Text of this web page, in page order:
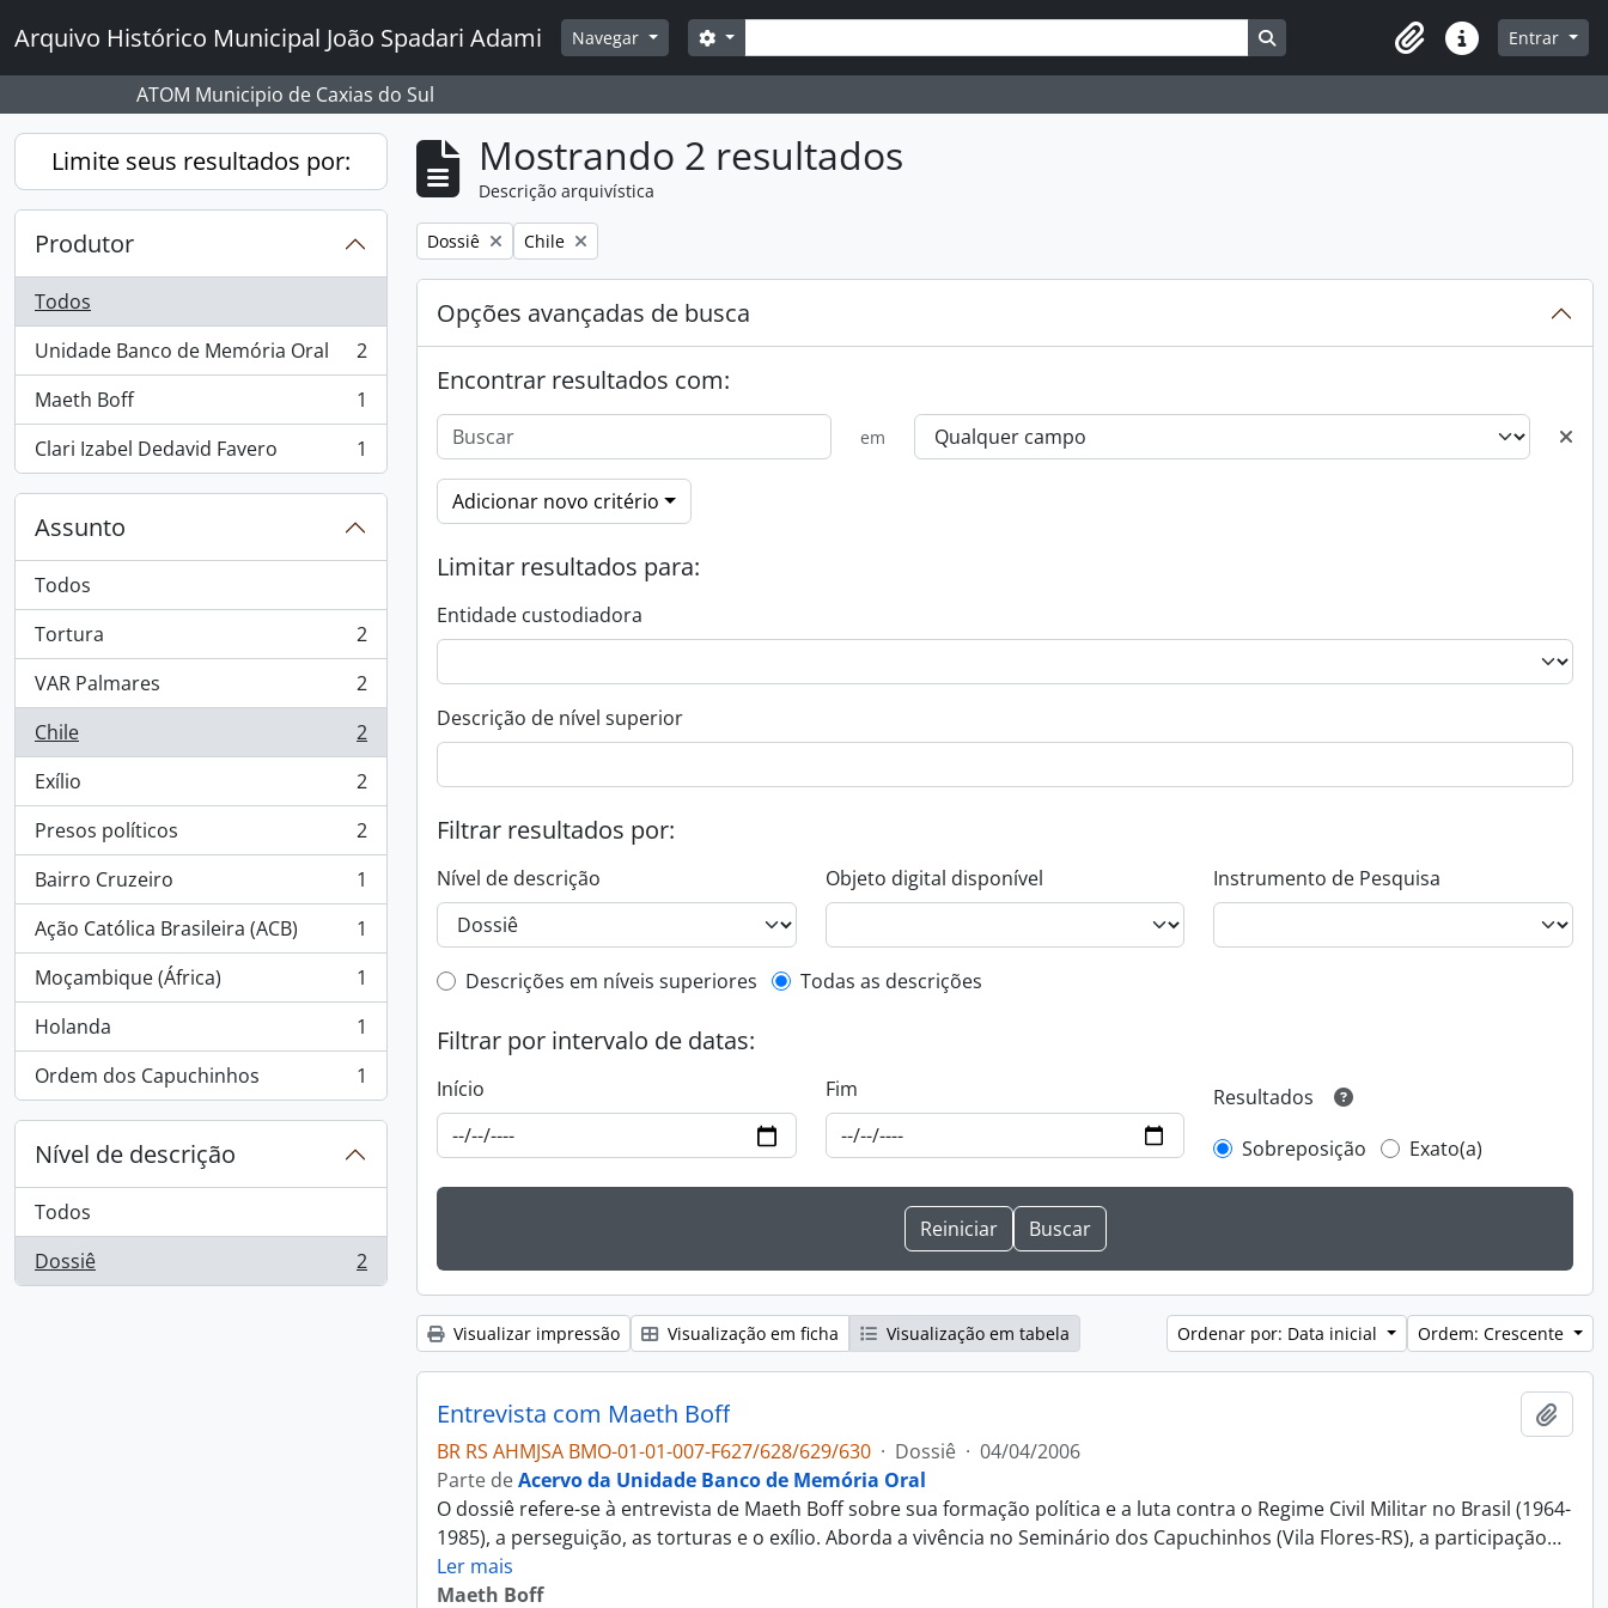
Arquivo Histórico Municipal João Spadari Adami Navegar Buscar
Opções de busca Busque na página de navegação
Atalhos Entrar
ATOM Municipio de Caxias do Sul
Limite seus resultados por:
Produtor
Todos
Unidade Banco de Memória Oral
, 2 resultados
2
Maeth Boff
, 1 resultados
1
Clari Izabel Dedavid Favero
, 1 resultados 1
Assunto
Todos
Tortura
, 2 resultados
2
VAR Palmares
, 2 resultados
2
Chile
, 2 resultados
2
Exílio
, 2 resultados
2
Presos políticos
, 2 resultados
2
Bairro Cruzeiro
, 1 resultados
1
Ação Católica Brasileira (ACB)
, 1 resultados
1
Moçambique (África)
, 1 resultados
1
Holanda
, 1 resultados
1
Ordem dos Capuchinhos
, 1 resultados 1
Nível de descrição
Todos
Dossiê
, 2 resultados 2
Mostrando 2 resultados
Descrição arquivística
Remover filtro:
Dossiê Remover filtro:
Chile
Opções avançadas de busca
Encontrar resultados com:
em
Adicionar novo critério
Limitar resultados para:
Entidade custodiadora
Descrição de nível superior
Filtrar resultados por:
Nível de descrição Objeto digital disponível Instrumento de Pesquisa
Filtro de descrição de nível superior
Descrições em níveis superiores Todas as descrições
Filtrar por intervalo de datas:
Início Fim
Resultados
Sobreposição
Exato(a)
Visualizar impressão Visualização em ficha Visualização em tabela Ordenar por: Data inicial Ordem: Crescente
Entrevista com Maeth Boff
BR RS AHMJSA BMO-01-01-007-F627/628/629/630 · Dossiê · 04/04/2006
Parte deAcervo da Unidade Banco de Memória Oral
O dossiê refere-se à entrevista de Maeth Boff sobre sua formação política e a luta contra o Regime Civil Militar no Brasil (1964-
1985), a perseguição, as torturas e o exílio. Aborda a vivência no Seminário dos Capuchinhos (Vila Flores-RS), a participação…
Ler mais
Maeth Boff